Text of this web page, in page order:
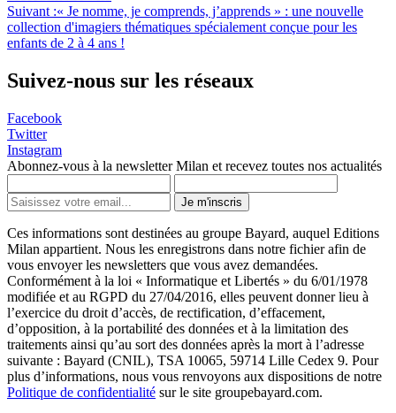
Suivant :« Je nomme, je comprends, j’apprends » : une nouvelle
collection d'imagiers thématiques spécialement conçue pour les
enfants de 2 à 4 ans !
Suivez-nous sur les réseaux
Facebook
Twitter
Instagram
Abonnez-vous à la newsletter Milan et recevez toutes nos actualités
Je m'inscris
Ces informations sont destinées au groupe Bayard, auquel Editions
Milan appartient. Nous les enregistrons dans notre fichier afin de
vous envoyer les newsletters que vous avez demandées.
Conformément à la loi « Informatique et Libertés » du 6/01/1978
modifiée et au RGPD du 27/04/2016, elles peuvent donner lieu à
l’exercice du droit d’accès, de rectification, d’effacement,
d’opposition, à la portabilité des données et à la limitation des
traitements ainsi qu’au sort des données après la mort à l’adresse
suivante : Bayard (CNIL), TSA 10065, 59714 Lille Cedex 9. Pour
plus d’informations, nous vous renvoyons aux dispositions de notre
Politique de confidentialité sur le site groupebayard.com.